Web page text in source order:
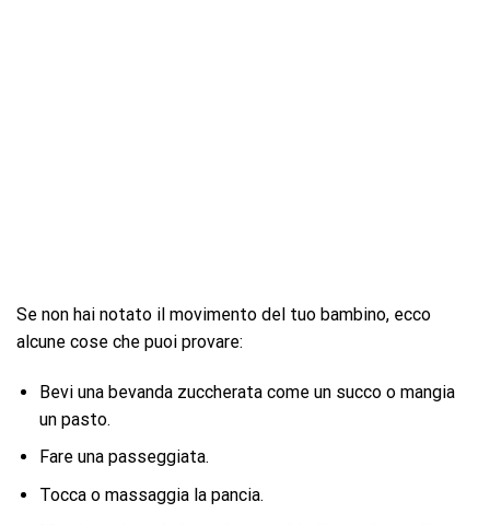
Se non hai notato il movimento del tuo bambino, ecco
alcune cose che puoi provare:
Bevi una bevanda zuccherata come un succo o mangia
un pasto.
Fare una passeggiata.
Tocca o massaggia la pancia.